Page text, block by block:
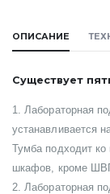
ОПИСАНИЕ
Существует
1. Лабораторная
устанавливается
Тумба подходит
шкафов, кроме
2. Лабораторная